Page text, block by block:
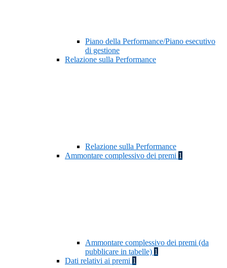
Piano della Performance/Piano esecutivo
di gestione
Relazione sulla Performance
Relazione sulla Performance
Ammontare complessivo dei premi 1
Ammontare complessivo dei premi (da
pubblicare in tabelle) 1
Dati relativi ai premi 1